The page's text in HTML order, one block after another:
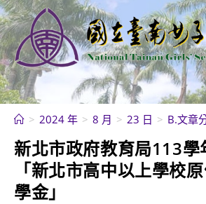
跳
轉
至
主
要
內
> 2024 年 > 8 月 > 23 日 > B.文章
新北市政府教育局113學
「新北市高中以上學校
學金」